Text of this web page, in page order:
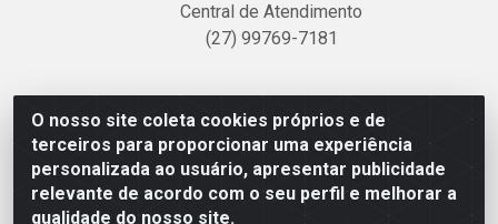
O nosso site coleta cookies próprios e de
terceiros para proporcionar uma experiência
personalizada ao usuário, apresentar publicidade
relevante de acordo com o seu perfil e melhorar a
qualidade do nosso site.
Central de Atendimento
(27) 99769-7181
Linhavix Distribuidora LTDA - Avenida Alegre, 2521 -
Quadra314 Lote 05 e 07 - Shell, Linhares/ES - CEP
29.901-605 - CNPJ 20.857.514/0001-75